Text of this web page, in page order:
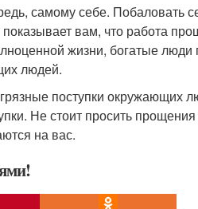
самому себе. Побаловать
вам, что работа
жизни, богатые люди
людей.
поступки окружающих
Не стоит просить
на вас.